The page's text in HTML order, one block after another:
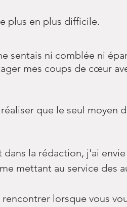
plus en plus difficile.
sentais ni comblée ni
mes coups de cœur
que le seul moyen
la rédaction, j'ai
mettant au service des
lorsque vous